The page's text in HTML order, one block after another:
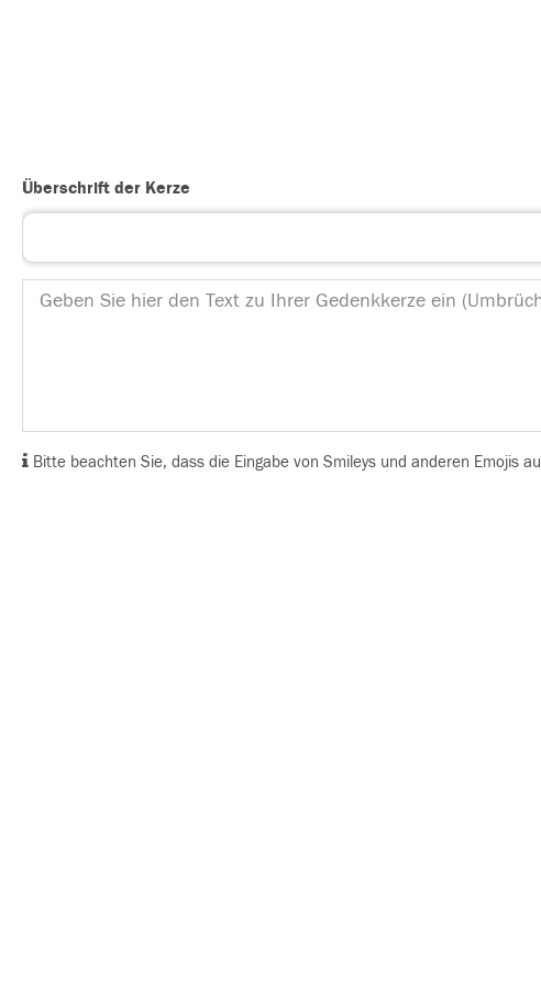
Überschrift der Kerze
Bitte beachten Sie, dass die Eingabe von Smileys und anderen Emojis